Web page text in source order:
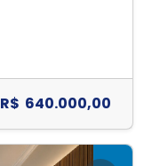
R$ 640.000,00